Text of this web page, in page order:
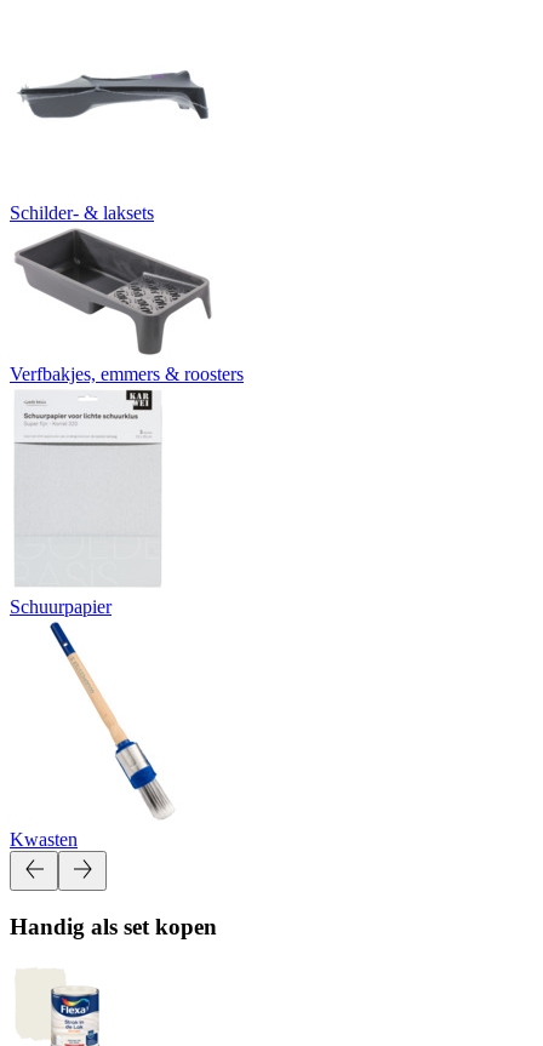
Schilder- & laksets
Verfbakjes, emmers & roosters
Schuurpapier
Kwasten
Handig als set kopen